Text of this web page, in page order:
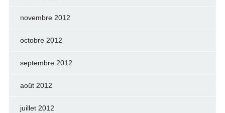
novembre 2012
octobre 2012
septembre 2012
août 2012
juillet 2012